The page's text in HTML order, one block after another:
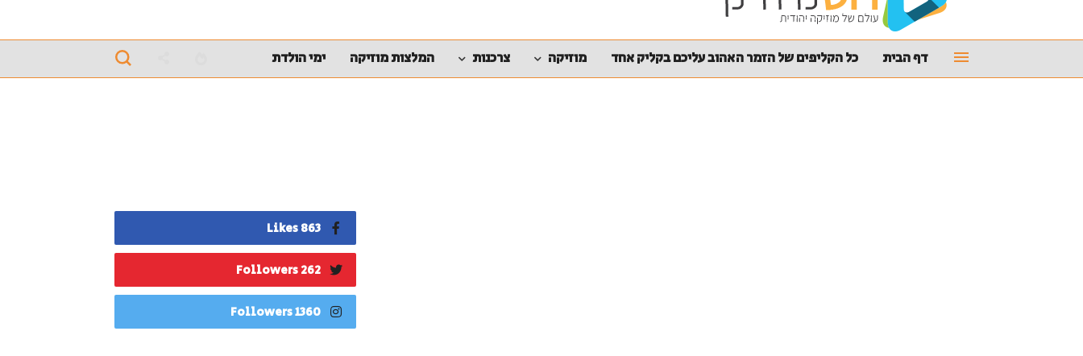
דף הבית כל הקליפים של הזמר האהוב עליכם בקליק אחד מוזיקה צרכנות המלצות מוזיקה ימי הולדת
863 Likes
262 Followers
1360 Followers